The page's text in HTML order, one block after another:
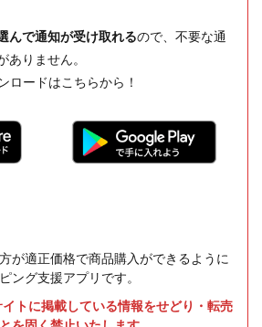
んで通知が受け取れるので、不要な通
ありません。
ロードはこちらから！
が適正価格で商品購入ができるように
ング支援アプリです。
トに掲載している情報をせどり・転売